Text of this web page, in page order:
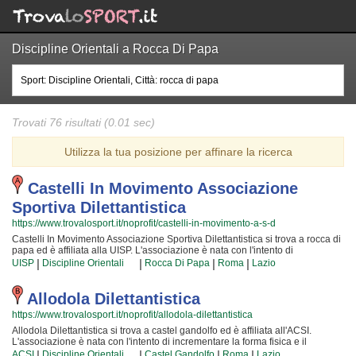
Discipline Orientali a Rocca Di Papa
Trovati 76 risultati (0.01 sec)
Utilizza la tua posizione per affinare la ricerca
Castelli In Movimento Associazione
Sportiva Dilettantistica
https://www.trovalosport.it/noprofit/castelli-in-movimento-a-s-d
Castelli In Movimento Associazione Sportiva Dilettantistica si trova a rocca di
papa ed è affiliata alla UISP. L'associazione è nata con l'intento di
promuovere Le discipline orientali organizzando corsi per bambini, ragazzi e
adulti. Se desiderate che vostro figlio o vostra figlia impari la disciplina, il
rispetto e la concentrazione, Le discipline orientali è sicuramente lo sport più
adatto. I loro maestri di discipline orientali seguiranno i vostri figli passo per
passo, ma restando sempre nell'ottica di sviluppare i talenti e le capacità
personali di ciascun atleta. Castelli In Movimento Associazione Sportiva
Dilettantistica da sempre accoglie i bambini e i ragazzi di rocca di papa, in un
ambiente serio e sano, in cui i vostri figli troveranno sicuramente uno sfogo e
uno svago e tanti nuovi amici. Gli allenamenti si tengono in palestra a rocca
UISP | Discipline Orientali | Rocca Di Papa | Roma | Lazio
Allodola Dilettantistica
https://www.trovalosport.it/noprofit/allodola-dilettantistica
Allodola Dilettantistica si trova a castel gandolfo ed è affiliata all'ACSI.
L'associazione è nata con l'intento di incrementare la forma fisica e il
benessere delle persone organizzando corsi sul territorio (anche per